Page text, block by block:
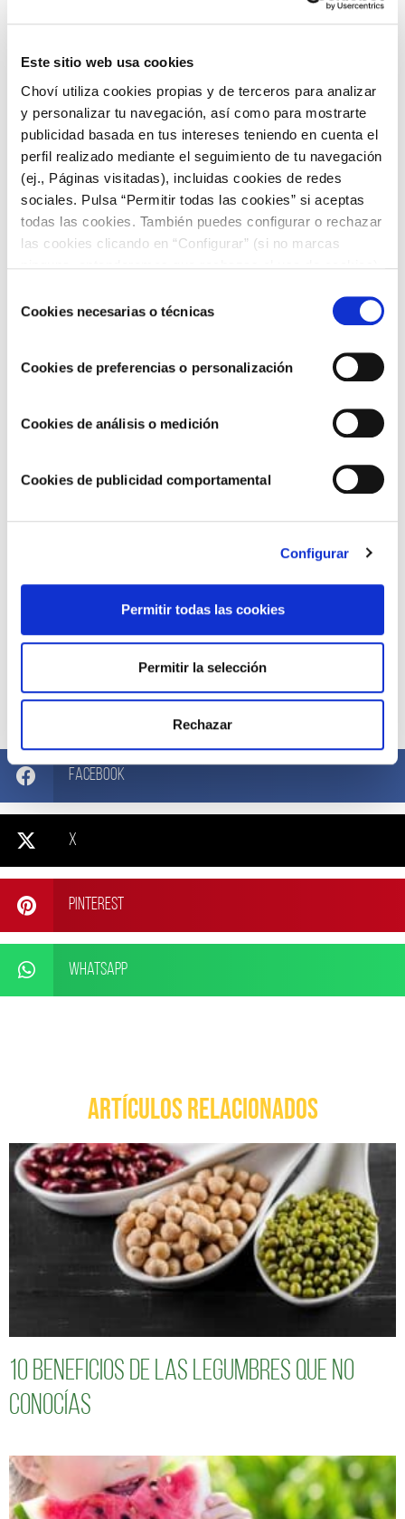
Este sitio web usa cookies
Choví utiliza cookies propias y de terceros para analizar
y personalizar tu navegación, así como para mostrarte
publicidad basada en tus intereses teniendo en cuenta el
perfil realizado mediante el seguimiento de tu navegación
(ej., Páginas visitadas), incluidas cookies de redes
sociales. Pulsa “Permitir todas las cookies” si aceptas
todas las cookies. También puedes configurar o rechazar
las cookies clicando en “Configurar” (si no marcas
COOKIES.
deCookies necesarias o técnicas
Cookies de preferencias o personalización
Cookies de análisis o medición
Cookies de publicidad comportamental
Configurar
Permitir todas las cookies
Permitir la selección
Rechazar
Pescado al horno con hierbas y limón: Filetes de
sazonados con hierbas mediterráneas como romero,
tomillo y orégano, y horneados con rodajas de limón.
Esto complementado con nuestro
alioli extra suave
queda de rechupete.
(pasta de sésamo), ajo, jugo de limón y
aceite de oliva, servida como un dip con pan de pita o
vegetales.
Moussaka: Un plato griego similar a lasaña, hecho
con capas de berenjena, carne picada (generalmente
Estas recetas adicionales te permitirán disfrutar de más
variedad y sabores característicos de la dieta mediterránea.
Compártelo ahora
Facebook
X
Pinterest
WhatsApp
ARTÍCULOS RELACIONADOS
10 Beneficios de las legumbres que no
conocías